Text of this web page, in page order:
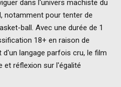
dans l'univers machiste du
notamment pour tenter de
ball. Avec une durée de 1
18+ en raison de
langage parfois cru, le film
et réflexion sur l'égalité